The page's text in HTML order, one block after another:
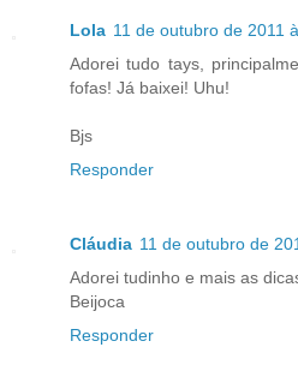
Lola 11 de outubro de 2011
Adorei tudo tays,
fofas! Já baixei! Uhu!
Bjs
Responder
Cláudia 11 de outubro de
Adorei tudinho e mais as
Beijoca
Responder